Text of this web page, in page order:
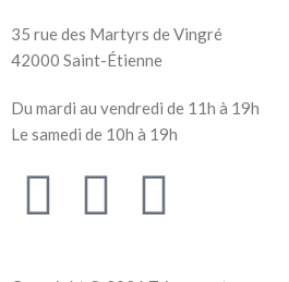
35 rue des Martyrs de Vingré
42000 Saint-Étienne
Du mardi au vendredi de 11h à 19h
Le samedi de 10h à 19h